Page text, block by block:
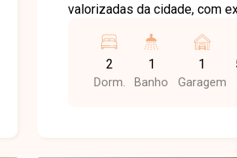
valorizadas da cidade, com
principais avenidas. Próximo à
supermercados, escolas,
restaurantes e diversos
2
Dorm.
1
Banho
1
Garagem